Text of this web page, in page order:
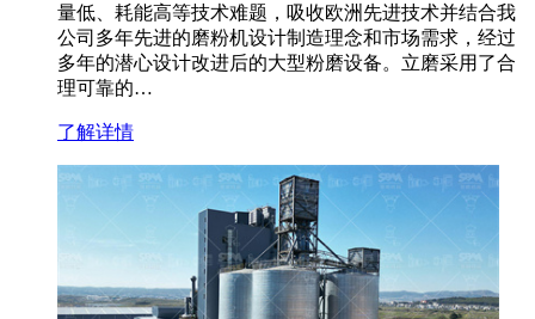
量低、耗能高等技术难题，吸收欧洲先进技术并结合我
公司多年先进的磨粉机设计制造理念和市场需求，经过
多年的潜心设计改进后的大型粉磨设备。立磨采用了合
理可靠的…
了解详情